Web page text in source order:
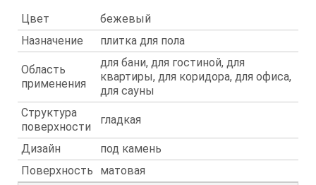
Цвет
бежевый
Назначение
плитка для пола
Область
применения
для бани, для гостиной, для
квартиры, для коридора, для офиса,
для сауны
Структура
поверхности
гладкая
Дизайн
под камень
Поверхность
матовая